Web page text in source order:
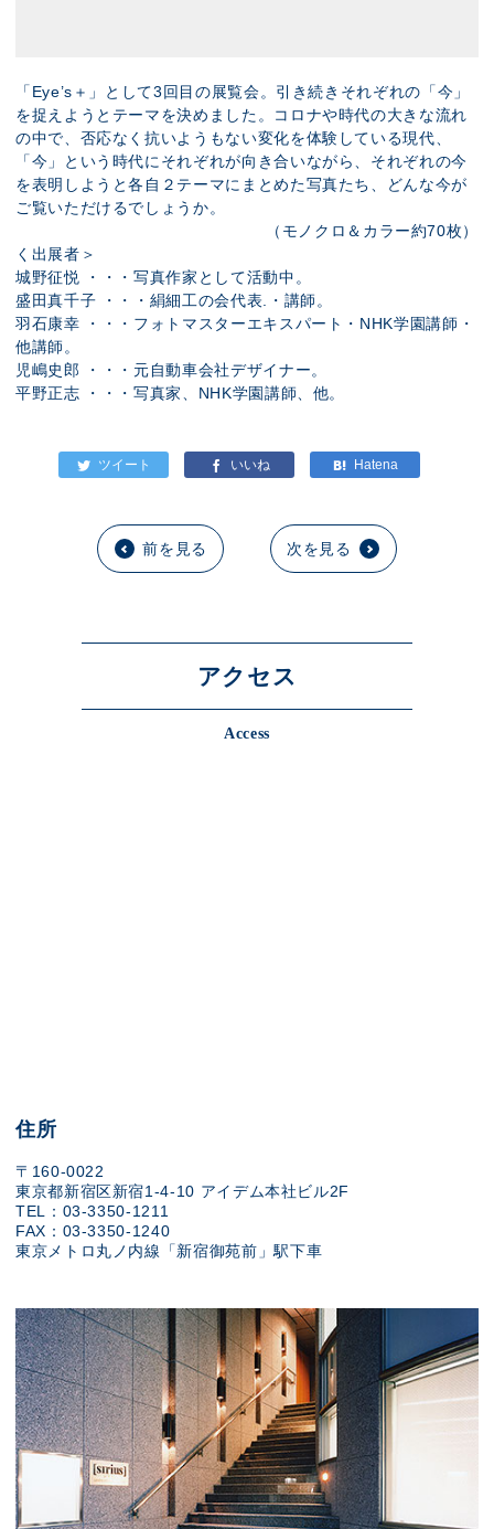
「Eye’s＋」として3回目の展覧会。引き続きそれぞれの「今」
を捉えようとテーマを決めました。コロナや時代の大きな流れ
の中で、否応なく抗いようもない変化を体験している現代、
「今」という時代にそれぞれが向き合いながら、それぞれの今
を表明しようと各自２テーマにまとめた写真たち、どんな今が
ご覧いただけるでしょうか。
（モノクロ＆カラー約70枚）
く出展者＞
城野征悦 ・・・写真作家として活動中。
盛田真千子 ・・・絹細工の会代表.・講師。
羽石康幸 ・・・フォトマスターエキスパート・NHK学園講師・
他講師。
児嶋史郎 ・・・元自動車会社デザイナー。
平野正志 ・・・写真家、NHK学園講師、他。
前を見る 次を見る
アクセス
Access
住所
〒160-0022
東京都新宿区新宿1-4-10 アイデム本社ビル2F
TEL：03-3350-1211
FAX：03-3350-1240
東京メトロ丸ノ内線「新宿御苑前」駅下車